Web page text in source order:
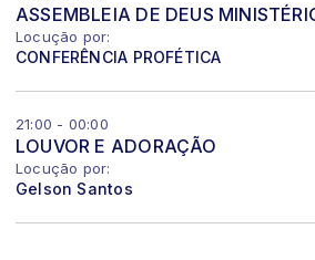
ASSEMBLEIA DE DEUS
Locução por:
CONFERÊNCIA PROFÉTICA
21:00 - 00:00
LOUVOR E ADORAÇÃO
Locução por:
Gelson Santos